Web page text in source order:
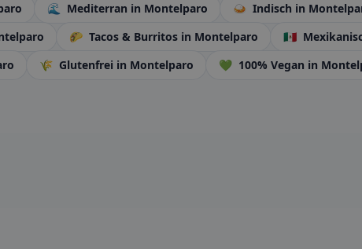
🌊 Mediterran in Montelparo 🍛 Indisch in
🌮 Tacos & Burritos in Montelparo 🇲🇽
🌾 Glutenfrei in Montelparo 💚 100% Vegan in